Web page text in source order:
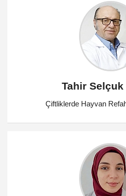
Tahir Selçuk
Çiftliklerde Hayvan